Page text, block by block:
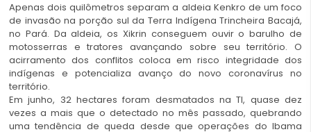
Apenas dois quilômetros separam a aldeia Kenkro de um foco
de invasão na porção sul da Terra Indígena Trincheira Bacajá,
no Pará. Da aldeia, os Xikrin conseguem ouvir o barulho de
motosserras e tratores avançando sobre seu território. O
acirramento dos conflitos coloca em risco integridade dos
indígenas e potencializa avanço do novo coronavírus no
território.
Em junho, 32 hectares foram desmatados na TI, quase dez
vezes a mais que o detectado no mês passado, quebrando
uma tendência de queda desde que operações do Ibama